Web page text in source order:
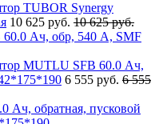
TUBOR Synergy
10 625 руб. 10 625 руб.
MUTLU SFB 60.0 Ач,
6 555 руб. 6 555